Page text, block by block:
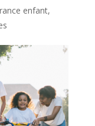
enfant,